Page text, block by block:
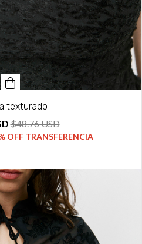
texturado
$48.76 USD
OFF TRANSFERENCIA